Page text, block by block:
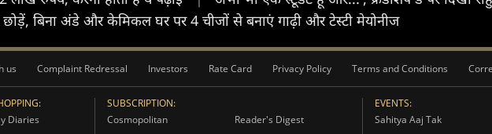
बिना अंडे और केमिकल घर पर 4 चीजों से बनाएं गाढ़ी और टेस्टी मेयोनीज
us Complaint Redressal Investors Rate Card Privacy Policy Terms and Conditions
Diaries
SUBSCRIPTION:
Cosmopolitan
Reader's Digest
EVENTS:
Sahitya Aaj Tak